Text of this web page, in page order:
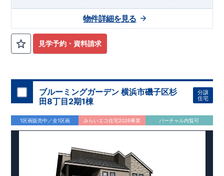
境 (ホルムアルデヒド発散等級3)
□ 断熱等性能等級5～6 □ 一次エネルギー消費量等級6～8 ​□
第三者評価BELS実施
快適に長く住める住宅
ーで振れ幅を大幅に低減、繰り返す地震に強い『耐震+制震』
技術 ■メンテナンスフリー
い♪東栄住宅 港南台営業所 TEL:0120-29-1081
イン性と利便性を兼ね備えた設備が揃った、暮らしやすい住ま
見学予約・資料請求
物件詳細を見る
ブルーミングガーデン 横浜市磯子区杉
田8丁目2期1棟
分譲
住宅
1区画販売中／全1区画 みらいエコ住宅2026事業 バーチャル内覧可